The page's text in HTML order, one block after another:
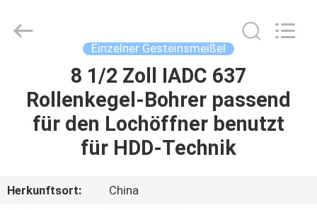
PRODUKTE
UNS
Copyright
Equipment
Einzelner Gesteinsmeißel
8 1/2 Zoll IADC 637
Rollenkegel-Bohrer passend
für den Lochöffner benutzt
für HDD-Technik
Herkunftsort:
China